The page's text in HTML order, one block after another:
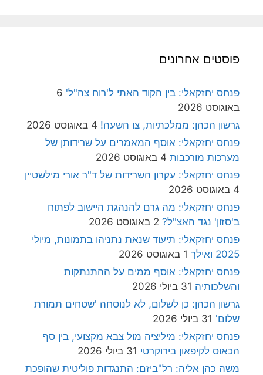
פוסטים אחרונים
פנחס יחזקאלי: בין הקוד האתי ל'רוח צה"ל' 6
באוגוסט 2026
גרשון הכהן: ממלכתיות, צו השעה! 4 באוגוסט 2026
פנחס יחזקאלי: אוסף המאמרים על שרידותן של
מערכות מורכבות 4 באוגוסט 2026
פנחס יחזקאלי: עקרון השרידות של ד"ר אורי מילשטיין
4 באוגוסט 2026
פנחס יחזקאלי: מה גרם להנהגת היישוב לפתוח
ב'סזון' נגד האצ"ל? 2 באוגוסט 2026
פנחס יחזקאלי: תיעוד שנאת נתניהו בתמונות, מיולי
2025 ואילך
1 באוגוסט 2026
פנחס יחזקאלי: אוסף ממים על ההתנתקות
והשלכותיה 31 ביולי 2026
גרשון הכהן: כן לשלום, לא לנוסחה 'שטחים תמורת
שלום' 31 ביולי 2026
פנחס יחזקאלי: מיליציה מול צבא מקצועי, בין סף
הכאוס לקיפאון בירוקרטי 31 ביולי 2026
משה כהן אליה: רל"ביזם: התנגדות פוליטית שהופכת